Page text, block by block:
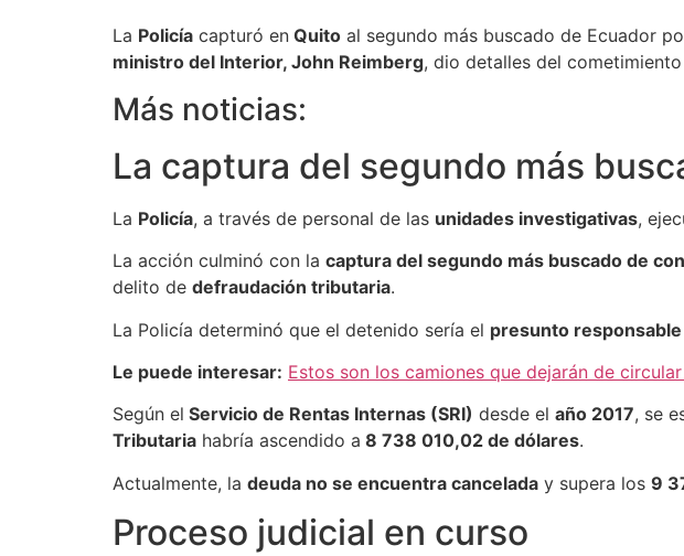
La Policía capturó en Quito al segundo más buscado de Ecuador
ministro del Interior, John Reimberg, dio detalles del
Más noticias:
La captura del segundo más
La Policía, a través de personal de las unidades investigativas,
La acción culminó con la captura del segundo más buscado de
delito de defraudación tributaria.
La Policía determinó que el detenido sería el presunto responsable
Le puede interesar: Estos son los camiones que dejarán de
Según el Servicio de Rentas Internas (SRI) desde el año 2017, se
Tributaria habría ascendido a 8 738 010,02 de dólares.
Actualmente, la deuda no se encuentra cancelada y supera los 9
Proceso judicial en curso